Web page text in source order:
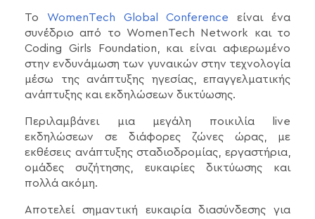
Το WomenTech Global Conference είναι ένα
συνέδριο από το WomenTech Network και το
Coding Girls Foundation, και είναι αφιερωμένο
στην ενδυνάμωση των γυναικών στην τεχνολογία
μέσω της ανάπτυξης ηγεσίας, επαγγελματικής
ανάπτυξης και εκδηλώσεων δικτύωσης.
Περιλαμβάνει μια μεγάλη ποικιλία live
εκδηλώσεων σε διάφορες ζώνες ώρας, με
εκθέσεις ανάπτυξης σταδιοδρομίας, εργαστήρια,
ομάδες συζήτησης, ευκαιρίες δικτύωσης και
πολλά ακόμη.
Αποτελεί σημαντική ευκαιρία διασύνδεσης για